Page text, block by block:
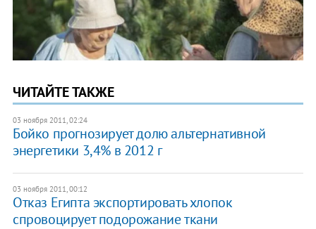
ЧИТАЙТЕ ТАКЖЕ
03 ноября 2011, 02:24
​Бойко прогнозирует долю альтернативной
энергетики 3,4% в 2012 г
03 ноября 2011, 00:12
Отказ Египта экспортировать хлопок
спровоцирует подорожание ткани